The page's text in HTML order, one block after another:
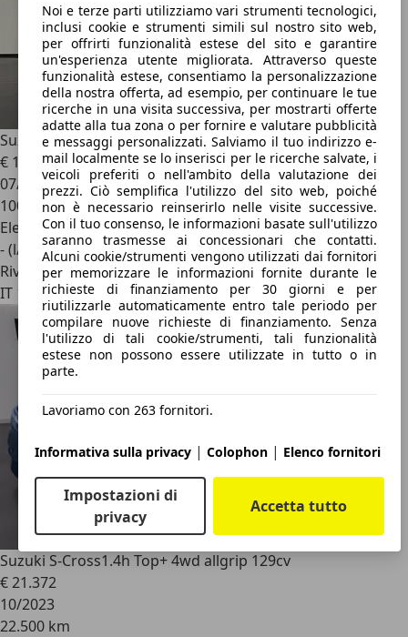
Noi e terze parti utilizziamo vari strumenti tecnologici,
inclusi cookie e strumenti simili sul nostro sito web,
per offrirti funzionalità estese del sito e garantire
un'esperienza utente migliorata. Attraverso queste
funzionalità estese, consentiamo la personalizzazione
della nostra offerta, ad esempio, per continuare le tue
ricerche in una visita successiva, per mostrarti offerte
adatte alla tua zona o per fornire e valutare pubblicità
e messaggi personalizzati. Salviamo il tuo indirizzo e-
mail localmente se lo inserisci per le ricerche salvate, i
veicoli preferiti o nell'ambito della valutazione dei
prezzi. Ciò semplifica l'utilizzo del sito web, poiché
non è necessario reinserirlo nelle visite successive.
Con il tuo consenso, le informazioni basate sull'utilizzo
saranno trasmesse ai concessionari che contatti.
Alcuni cookie/strumenti vengono utilizzati dai fornitori
per memorizzare le informazioni fornite durante le
richieste di finanziamento per 30 giorni e per
riutilizzarle automaticamente entro tale periodo per
compilare nuove richieste di finanziamento. Senza
l'utilizzo di tali cookie/strumenti, tali funzionalità
estese non possono essere utilizzate in tutto o in
parte.
Lavoriamo con 263 fornitori.
Informativa sulla privacy | Colophon | Elenco fornitori
Impostazioni di
privacy
Accetta tutto
Suzuki S-CrossS-Cross II 2022 1.5h 140v Starview 2wd at
€ 15.800
07/2023
100.000 km
Elettrica/Benzina
- (l/100 km)
Rivenditore
IT 13030
Suzuki S-Cross1.4h Top+ 4wd allgrip 129cv
€ 21.372
10/2023
22.500 km